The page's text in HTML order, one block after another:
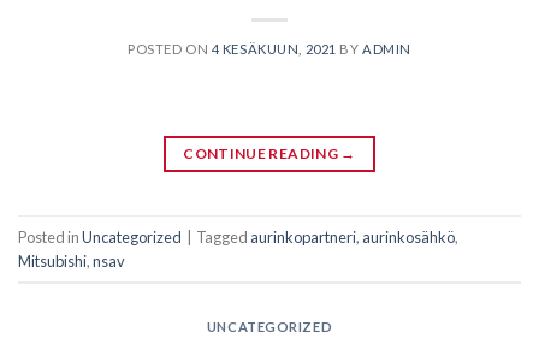
POSTED ON 4 KESÄKUUN, 2021 BY ADMIN
CONTINUE READING →
Posted inUncategorized Tagged aurinkopartneri, aurinkosähkö,
Mitsubishi,nsav
UNCATEGORIZED